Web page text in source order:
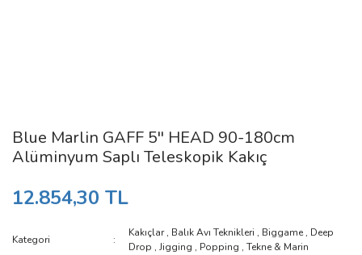
Blue Marlin GAFF 5'' HEAD 90-180cm
Alüminyum Saplı Teleskopik Kakıç
12.854,30 TL
Kategori
Kakıçlar, Balık Avı Teknikleri , Biggame , Deep
Drop ,Jigging , Popping ,Tekne & Marin